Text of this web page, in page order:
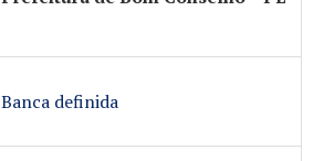
Banca definida